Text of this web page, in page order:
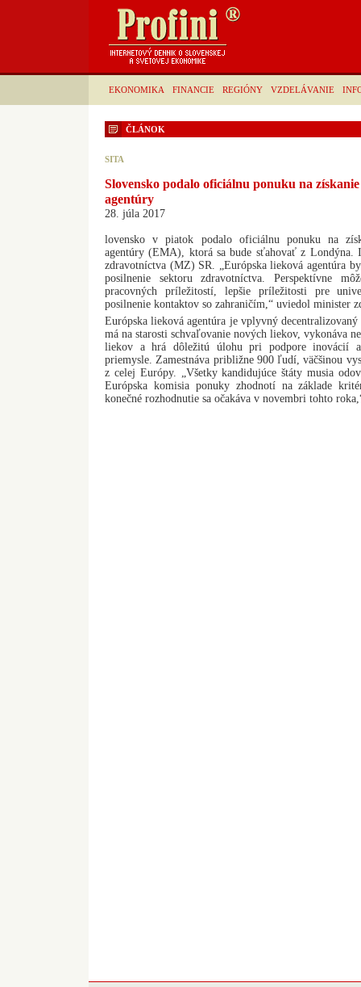
EKONOMIKA FINANCIE REGIÓNY VZDELÁVANIE
ČLÁNOK
SITA
Slovensko podalo oficiálnu ponuku na
agentúry
28. júla 2017
lovensko v piatok podalo oficiálnu ponuku na
agentúry (EMA), ktorá sa bude sťahovať z Londýna.
zdravotníctva (MZ) SR. „Európska lieková agentúra
posilnenie sektoru zdravotníctva. Perspektívne
pracovných príležitostí, lepšie príležitosti pre
posilnenie kontaktov so zahraničím,“ uviedol minister
Európska lieková agentúra je vplyvný
má na starosti schvaľovanie nových liekov, vykonáva
liekov a hrá dôležitú úlohu pri podpore inovácií
priemysle. Zamestnáva približne 900 ľudí, väčšinou
z celej Európy. „Všetky kandidujúce štáty musia
Európska komisia ponuky zhodnotí na základe
konečné rozhodnutie sa očakáva v novembri tohto